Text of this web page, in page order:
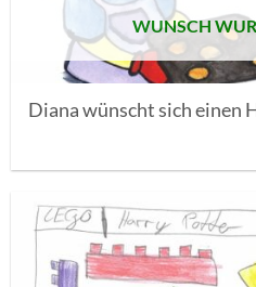
WUNSCH
Diana wünscht sich einen